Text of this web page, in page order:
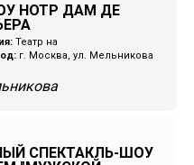
НОТР ДАМ ДЕ
Театр на
г. Москва, ул. Мельникова
СПЕКТАКЛЬ-ШОУ